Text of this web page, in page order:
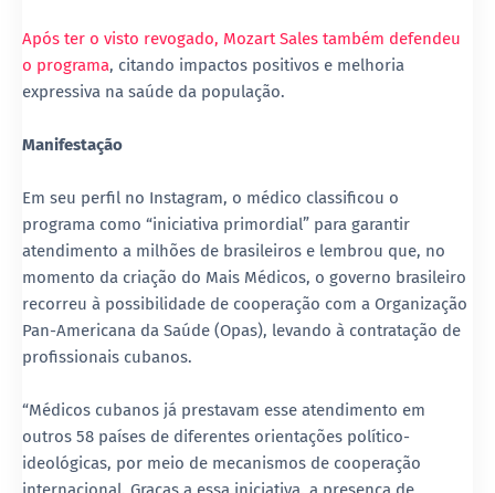
Após ter o visto revogado, Mozart Sales também defendeu
o programa, citando impactos positivos e melhoria
expressiva na saúde da população.
Manifestação
Em seu perfil no Instagram, o médico classificou o
programa como “iniciativa primordial” para garantir
atendimento a milhões de brasileiros e lembrou que, no
momento da criação do Mais Médicos, o governo brasileiro
recorreu à possibilidade de cooperação com a Organização
Pan-Americana da Saúde (Opas), levando à contratação de
profissionais cubanos.
“Médicos cubanos já prestavam esse atendimento em
outros 58 países de diferentes orientações político-
ideológicas, por meio de mecanismos de cooperação